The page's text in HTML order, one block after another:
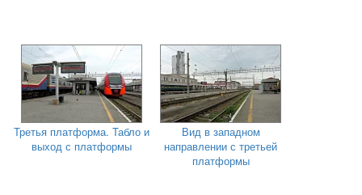
Третья платформа. Табло и
выход с платформы
Вид в западном
направлении с третьей
платформы